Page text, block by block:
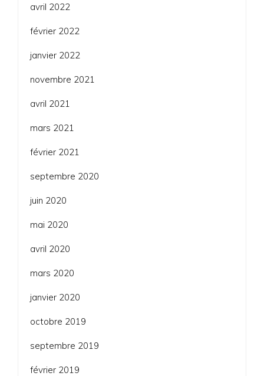
avril 2022
février 2022
janvier 2022
novembre 2021
avril 2021
mars 2021
février 2021
septembre 2020
juin 2020
mai 2020
avril 2020
mars 2020
janvier 2020
octobre 2019
septembre 2019
février 2019